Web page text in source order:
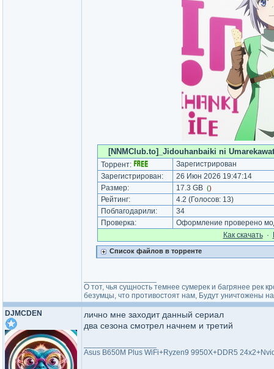
[NNMClub.to]_Jidouhanbaiki ni
Торрент:
Зарегистрирован
Зарегистрирован:
26 Июн 2026 19:47:14
Размер:
17.3 GB ()
Рейтинг: 4.2 (Голосов: 13)
Поблагодарили:
34
Проверка:
Оформление проверено
Как cкачать·
Список файлов в торренте
О тот, чья сущность темнее сумерек и багрянее рек
безумцы, что противостоят нам, Будут уничтожены
DJMCDEN
лично мне заходит данный сериал
два сезона смотрел начнем и третий
Asus B650M Plus WiFi+Ryzen9 9950X+DDR5